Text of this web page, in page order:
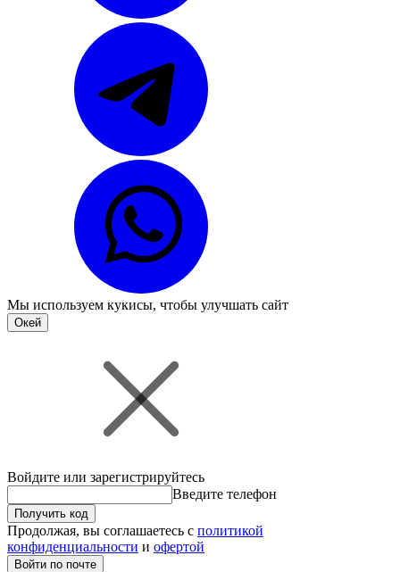
Мы используем кукисы, чтобы улучшать сайт
Окей
Войдите или зарегистрируйтесь
Введите телефон
Получить код
Продолжая, вы соглашаетесь с политикой
конфиденциальности и офертой
Войти по почте